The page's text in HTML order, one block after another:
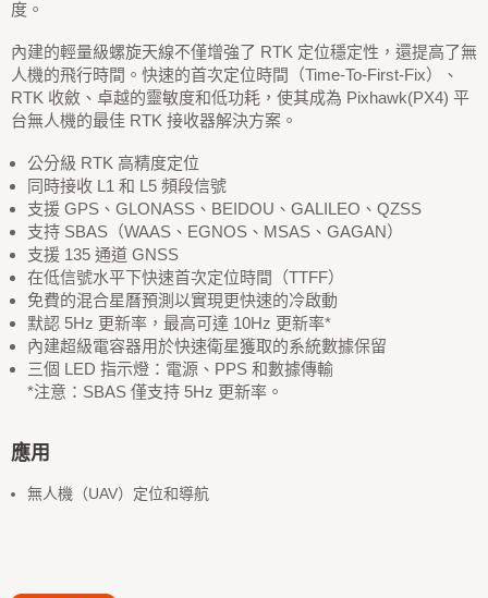
度。
內建的輕量級螺旋天線不僅增強了 RTK 定位穩定性，還提高了無
人機的飛行時間。快速的首次定位時間（Time-To-First-Fix）、
RTK 收斂、卓越的靈敏度和低功耗，使其成為 Pixhawk(PX4) 平
台無人機的最佳 RTK 接收器解決方案。
公分級 RTK 高精度定位
同時接收 L1 和 L5 頻段信號
支援 GPS、GLONASS、BEIDOU、GALILEO、QZSS
支持 SBAS（WAAS、EGNOS、MSAS、GAGAN）
支援 135 通道 GNSS
在低信號水平下快速首次定位時間（TTFF）
免費的混合星曆預測以實現更快速的冷啟動
默認 5Hz 更新率，最高可達 10Hz 更新率*
內建超級電容器用於快速衛星獲取的系統數據保留
三個 LED 指示燈：電源、PPS 和數據傳輸
*注意：SBAS 僅支持 5Hz 更新率。
應用
無人機（UAV）定位和導航